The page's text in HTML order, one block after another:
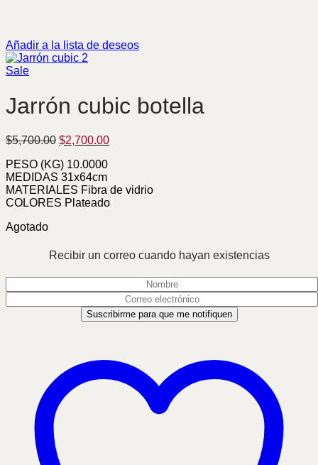
Añadir a la lista de deseos
Sale
Jarrón cubic botella
$5,700.00 Original
was:
$5,700.00.
$2,700.00Current
PESO (KG) 10.0000
MEDIDAS 31x64cm
MATERIALES Fibra de vidrio
COLORES Plateado
Agotado
Recibir un correo cuando hayan existencias
Suscribirme para que me notifiquen